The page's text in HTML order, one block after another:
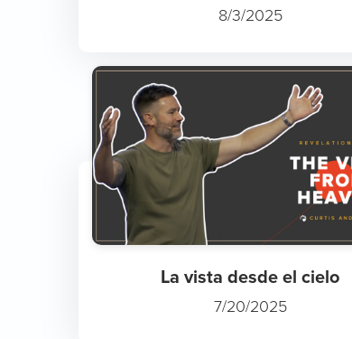
8/3/2025
La vista desde el cielo
7/20/2025